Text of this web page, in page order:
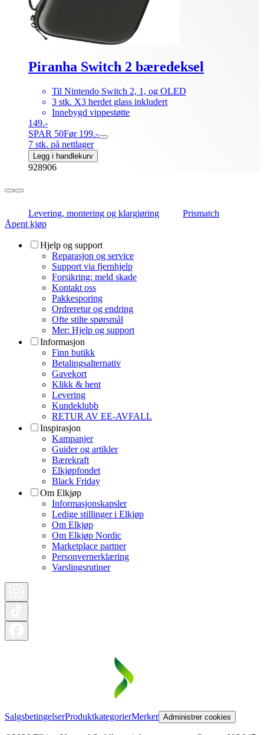
Piranha Switch 2 bæredeksel
Til Nintendo Switch 2, 1, og OLED
3 stk. X3 herdet glass inkludert
Innebygd vippestøtte
149.-
SPAR 50Før 199.-
7 stk. på nettlager
Legg i handlekurv
928906
Levering, montering og klargjøring
Prismatch
Åpent kjøp
Hjelp og support
Reparasjon og service
Support via fjernhjelp
Forsikring: meld skade
Kontakt oss
Pakkesporing
Ordreretur og endring
Ofte stilte spørsmål
Mer: Hjelp og support
Informasjon
Finn butikk
Betalingsalternativ
Gavekort
Klikk & hent
Levering
Kundeklubb
RETUR AV EE-AVFALL
Inspirasjon
Kampanjer
Guider og artikler
Bærekraft
Elkjøpfondet
Black Friday
Om Elkjøp
Informasjonskapsler
Ledige stillinger i Elkjøp
Om Elkjøp
Om Elkjøp Nordic
Marketplace partner
Personvernerklæring
Varslingsrutiner
SalgsbetingelserProduktkategorierMerker Administrer cookies